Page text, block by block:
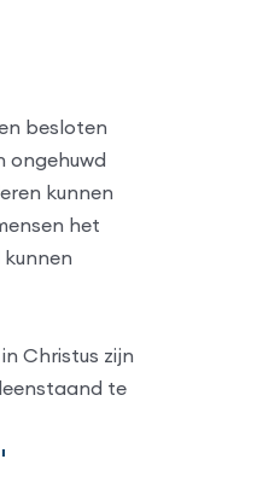
besloten
ongehuwd
kunnen
het
Christus zijn
te